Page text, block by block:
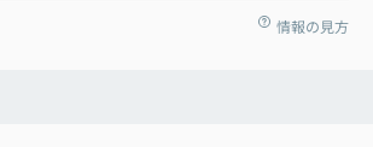
情報の見方